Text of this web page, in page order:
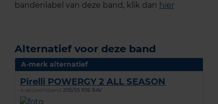
bandenlabel van deze band, klik dan hier
Alternatief voor deze band
A-merk alternatief
Pirelli POWERGY 2 ALL SEASON
4-seizoensband 205/55 R16 94V